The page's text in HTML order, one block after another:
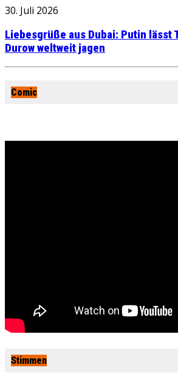
30. Juli 2026
Liebesgrüße aus Dubai: Putin lässt
Durow weltweit jagen
Comic
Stimmen